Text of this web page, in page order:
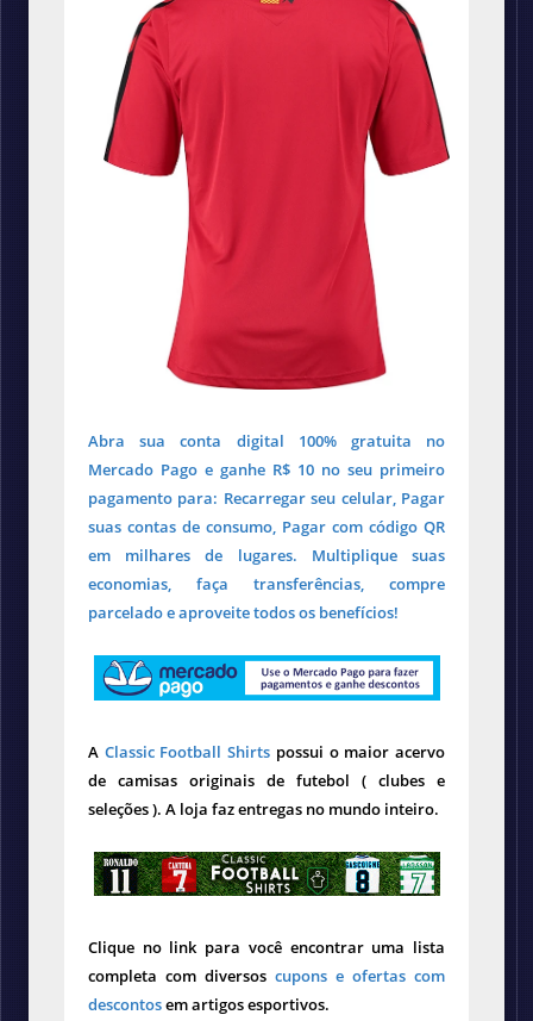
Abra sua conta digital 100% gratuita no
Mercado Pago e ganhe R$ 10 no seu primeiro
pagamento para: Recarregar seu celular, Pagar
suas contas de consumo, Pagar com código QR
em milhares de lugares. Multiplique suas
economias, faça transferências, compre
parcelado e aproveite todos os benefícios!
A Classic Football Shirts possui o maior acervo
de camisas originais de futebol ( clubes e
seleções ). A loja faz entregas no mundo inteiro.
Clique no link para você encontrar uma lista
completa com diversos cupons e ofertas com
descontosem artigos esportivos.